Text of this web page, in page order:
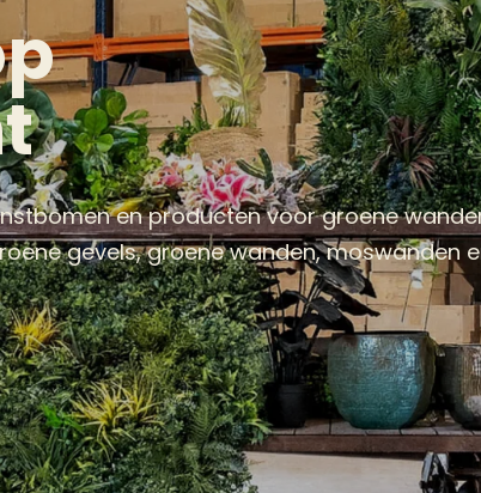
en producten voor groene
gevels, groene wanden, moswanden